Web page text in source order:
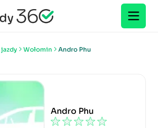
jazdy Wołomin Andro Phu
Andro Phu